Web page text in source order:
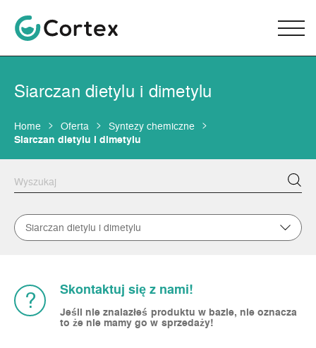
Siarczan dietylu i dimetylu
Home Oferta Syntezy chemiczne
Siarczan dietylu i dimetylu
Siarczan dietylu i dimetylu
? Skontaktuj się z nami!
Jeśli nie znalazłeś produktu w bazie, nie oznacza
to że nie mamy go w sprzedaży!